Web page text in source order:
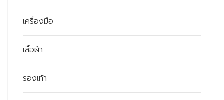
เครื่องมือ
เสื้อผ้า
รองเท้า